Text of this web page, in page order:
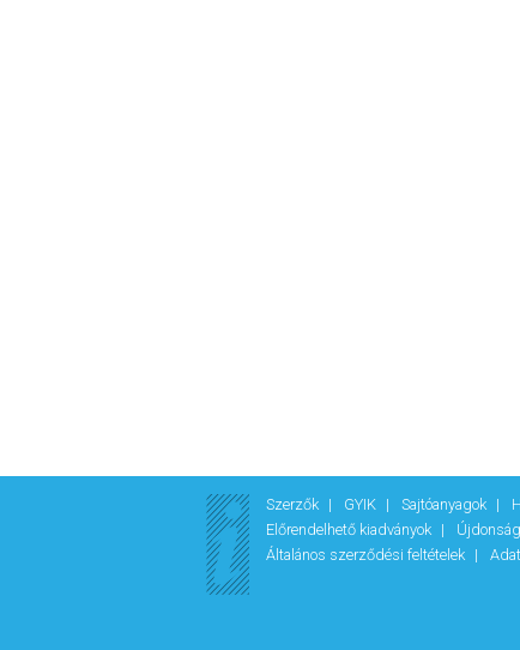
Szerzők GYIK Sajtóanyagok
Előrendelhető kiadványok
Általános szerződési feltételek